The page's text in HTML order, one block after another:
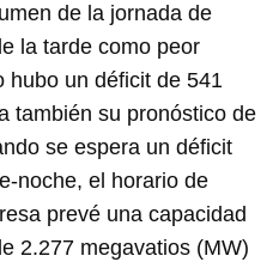
de la jornada de
la tarde como peor
hubo un déficit de 541
también su pronóstico de
se espera un déficit
noche, el horario de
prevé una capacidad
2.277 megavatios (MW)